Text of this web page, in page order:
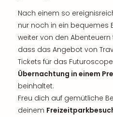
Nach einem so
nur noch in ein bequemes
weiter von den Abenteuern
dass das Angebot von
Tickets für das
Übernachtung in einem
beinhaltet.
Freu dich auf gemütliche
deinem